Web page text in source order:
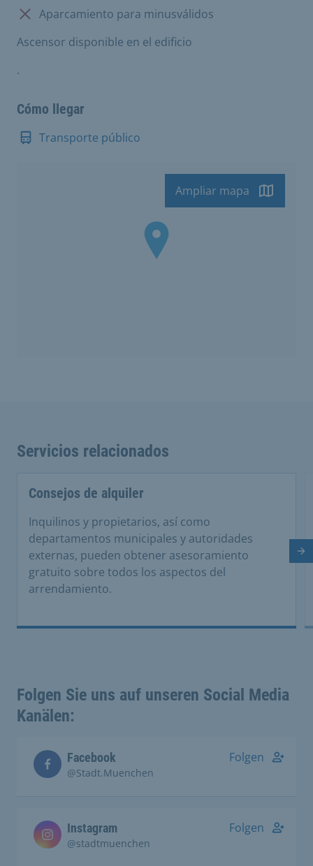
No disponible:
Aparcamiento para minusválidos
Ascensor disponible en el edificio
.
Cómo llegar
Transporte público
Ampliar mapa
Servicios relacionados
Consejos de alquiler
Inquilinos y propietarios, así como
departamentos municipales y autoridades
externas, pueden obtener asesoramiento
gratuito sobre todos los aspectos del
arrendamiento.
Folgen Sie uns auf unseren Social Media
Kanälen:
Facebook
@Stadt.Muenchen
Folgen
Instagram
@stadtmuenchen
Folgen